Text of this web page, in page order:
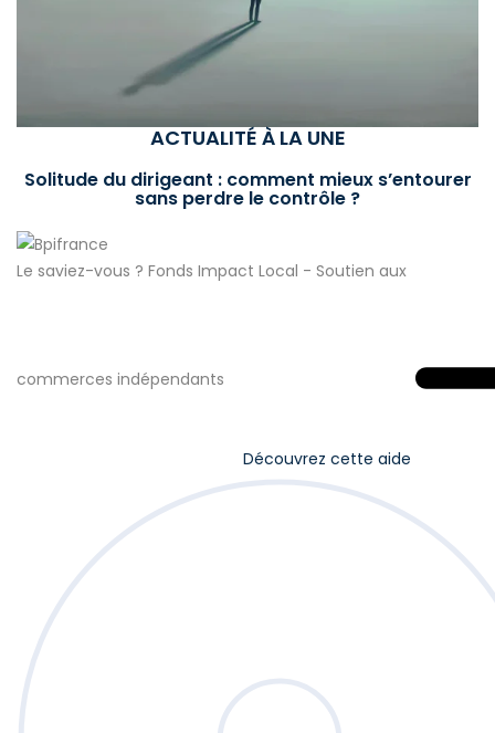
ACTUALITÉ À LA UNE
Solitude du dirigeant : comment mieux s’entourer
sans perdre le contrôle ?
Le saviez-vous ? Fonds Impact Local - Soutien aux
commerces indépendants
Découvrez cette aide